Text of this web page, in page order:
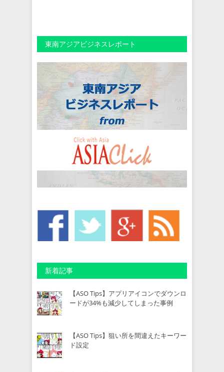
東南アジアビジネスレポート
新着記事
【ASO Tips】アプリアイコンでダウンロ
ードが34%も減少してしまった事例
【ASO Tips】狙い所を間違えたキーワー
ド設定